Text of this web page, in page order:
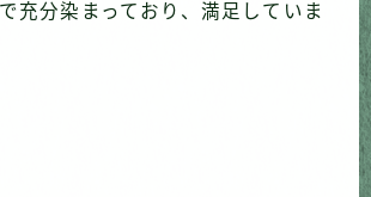
充分染まっており、満足していま